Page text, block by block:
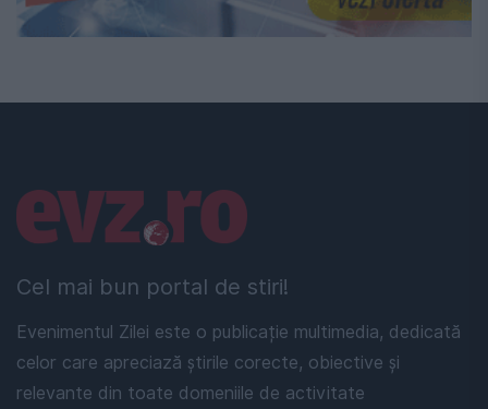
Cel mai bun portal de stiri!
Evenimentul Zilei este o publicație multimedia, dedicată
celor care apreciază știrile corecte, obiective și
relevante din toate domeniile de activitate
Linkuri utile